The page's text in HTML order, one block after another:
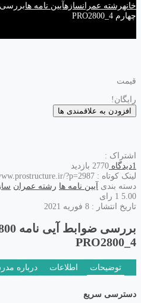
خانهرشته عمرانسازهآیین نامه ها
چهارم PRO2800_4
قیمت
رایگان!
افزودن به علاقمندی ها
اشتراک :
1دیدگاه
2770 بازدید
لینک کوتاه : ?p=2987
دسته بندی
آیین نامه ها رشته عمران
5.00 1 رای
تاریخ انتشار : 8 فوریه 2021
PRO2800_4
توضیحات اطلاعات درباره
دسترسی سریع